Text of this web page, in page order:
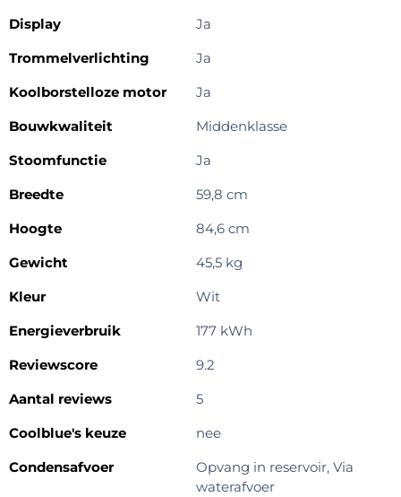
Display
Ja
Trommelverlichting
Ja
Koolborstelloze motor
Ja
Bouwkwaliteit
Middenklasse
Stoomfunctie
Ja
Breedte
59,8 cm
Hoogte
84,6 cm
Gewicht
45,5 kg
Kleur
Wit
Energieverbruik
177 kWh
Reviewscore
9.2
Aantal reviews
5
Coolblue's keuze
nee
Condensafvoer
Opvang in reservoir, Via
waterafvoer